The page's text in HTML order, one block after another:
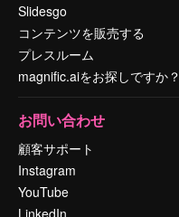
Slidesgo
コンテンツを販売する
プレスルーム
magnific.aiをお探しですか？
お問い合わせ
顧客サポート
Instagram
YouTube
LinkedIn